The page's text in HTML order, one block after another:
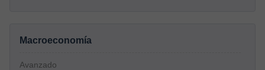
Macroeconomía
Avanzado